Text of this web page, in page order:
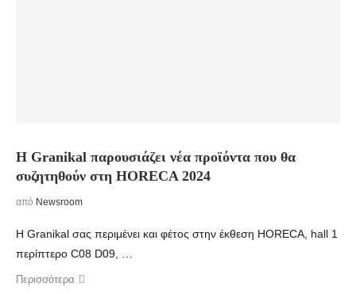
Η Granikal παρουσιάζει νέα προϊόντα που θα
συζητηθούν στη HORECA 2024
από Newsroom
Η Granikal σας περιμένει και φέτος στην έκθεση HORECA, hall 1
περίπτερο C08 D09, …
Περισσότερα